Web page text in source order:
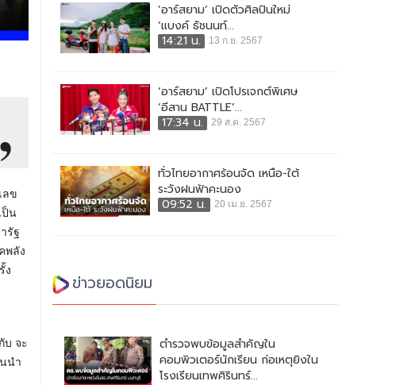
ลข
ป็น
รัฐ
พลัง
ง
บ จะ
นำ
‘อาร์สยาม’ เปิดตัวศิลปินใหม่
‘แบงค์ ธัชนนท์...
14:21 น.
13 ก.ย. 2567
‘อาร์สยาม’ เปิดโปรเจกต์พิเศษ
‘อีสาน BATTLE’...
17:34 น.
29 ส.ค. 2567
ทั่วไทยอากาศร้อนจัด เหนือ-ใต้
ระวังฝนฟ้าคะนอง
09:52 น.
20 เม.ย. 2567
ข่าวยอดนิยม
ตำรวจพบข้อมูลสำคัญใน
คอมพิวเตอร์นักเรียน ก่อเหตุยิงใน
โรงเรียนเทพศิรินทร์...